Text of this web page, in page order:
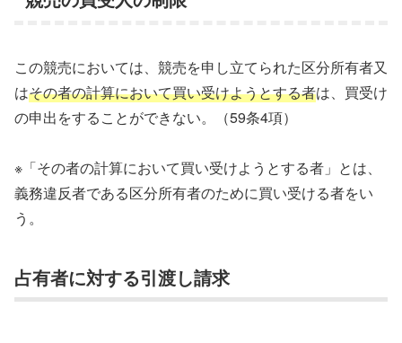
この競売においては、競売を申し立てられた区分所有者又
はその者の計算において買い受けようとする者は、買受け
の申出をすることができない。（59条4項）
※「その者の計算において買い受けようとする者」とは、
義務違反者である区分所有者のために買い受ける者をい
う。
占有者に対する引渡し請求